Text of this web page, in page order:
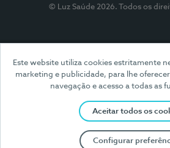
Este website utiliza cookies estritamente
marketing e publicidade, para lhe
navegação e acesso a todas as
Aceitar todos os
Configurar
© Luz Saúde 2026. Todos os